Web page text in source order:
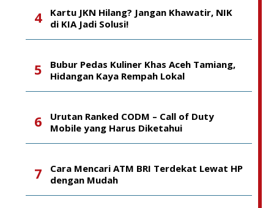
Kartu JKN Hilang? Jangan Khawatir, NIK
di KIA Jadi Solusi!
Bubur Pedas Kuliner Khas Aceh Tamiang,
Hidangan Kaya Rempah Lokal
Urutan Ranked CODM – Call of Duty
Mobile yang Harus Diketahui
Cara Mencari ATM BRI Terdekat Lewat HP
dengan Mudah